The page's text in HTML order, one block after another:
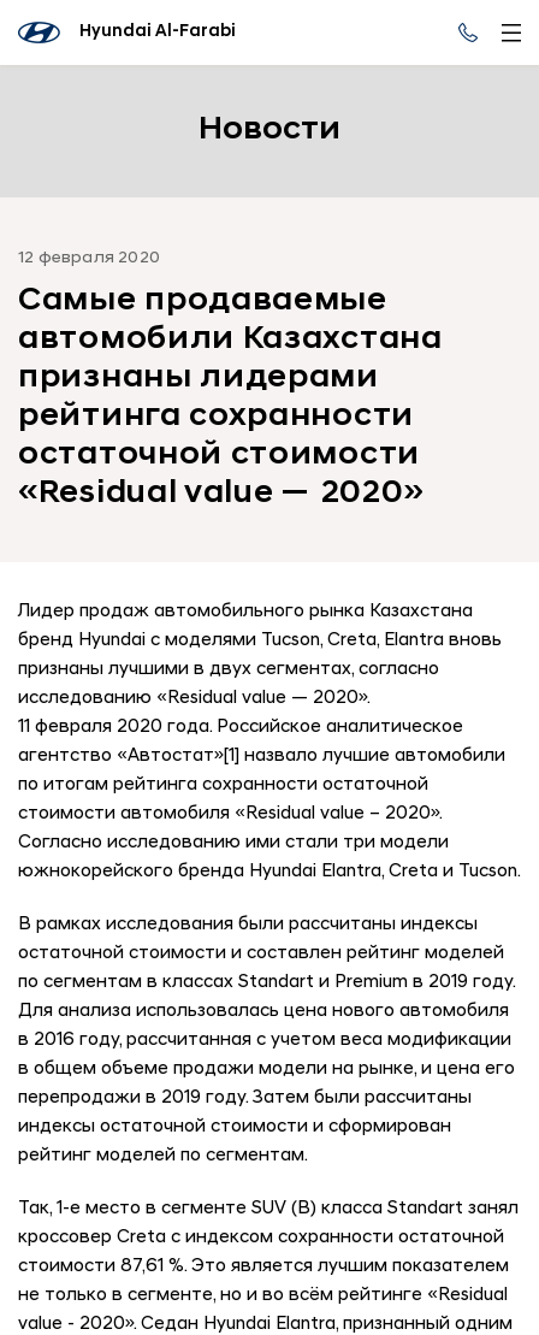
Hyundai Al-Farabi
Новости
12 февраля 2020
Самые продаваемые
автомобили Казахстана
признаны лидерами
рейтинга сохранности
остаточной стоимости
«Residual value — 2020»
Лидер продаж автомобильного рынка Казахстана
бренд Hyundai с моделями Tucson, Creta, Elantra вновь
признаны лучшими в двух сегментах, согласно
исследованию «Residual value — 2020».
11 февраля 2020 года. Российское аналитическое
агентство «Автостат»[1] назвало лучшие автомобили
по итогам рейтинга сохранности остаточной
стоимости автомобиля «Residual value – 2020».
Согласно исследованию ими стали три модели
южнокорейского бренда Hyundai Elantra, Creta и Tucson.
В рамках исследования были рассчитаны индексы
остаточной стоимости и составлен рейтинг моделей
по сегментам в классах Standart и Premium в 2019 году.
Для анализа использовалась цена нового автомобиля
в 2016 году, рассчитанная с учетом веса модификации
в общем объеме продажи модели на рынке, и цена его
перепродажи в 2019 году. Затем были рассчитаны
индексы остаточной стоимости и сформирован
рейтинг моделей по сегментам.
Так, 1-е место в сегменте SUV (B) класса Standart занял
кроссовер Creta с индексом сохранности остаточной
стоимости 87,61 %. Это является лучшим показателем
не только в сегменте, но и во всём рейтинге «Residual
value - 2020». Седан Hyundai Elantra, признанный одним